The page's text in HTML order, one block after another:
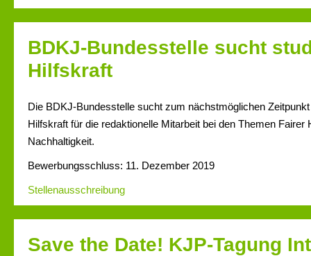
BDKJ-Bundesstelle sucht
Hilfskraft
Die BDKJ-Bundesstelle sucht zum nächstmöglichen
Hilfskraft für die redaktionelle Mitarbeit bei den Themen Fairer
Nachhaltigkeit.
Bewerbungsschluss: 11. Dezember 2019
Stellenausschreibung
Save the Date! KJP-Tagung